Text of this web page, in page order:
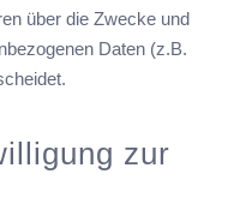
über die Zwecke und
Daten (z.B.
zur